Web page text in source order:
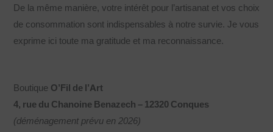
De la même manière, votre intérêt pour l’artisanat et vos choix
de consommation sont indispensables à notre survie. Je vous
exprime ici toute ma gratitude et ma reconnaissance.
Boutique O’Fil de l’Art
4, rue du Chanoine Benazech – 12320 Conques
(déménagement prévu en 2026)